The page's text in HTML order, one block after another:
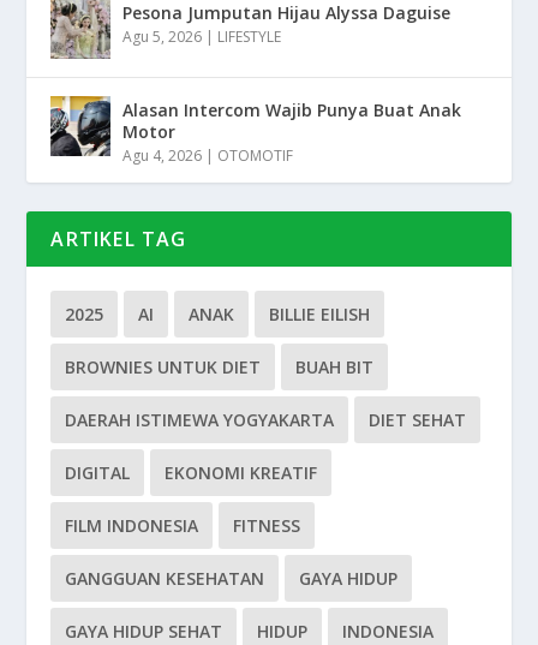
Pesona Jumputan Hijau Alyssa Daguise
Agu 5, 2026 LIFESTYLE
Alasan Intercom Wajib Punya Buat Anak
Motor
Agu 4, 2026 OTOMOTIF
ARTIKEL TAG
2025 AI ANAK BILLIE EILISH
BROWNIES UNTUK DIET BUAH BIT
DAERAH ISTIMEWA YOGYAKARTA DIET SEHAT
DIGITAL EKONOMI KREATIF
FILM INDONESIA FITNESS
GANGGUAN KESEHATAN GAYA HIDUP
GAYA HIDUP SEHAT HIDUP INDONESIA